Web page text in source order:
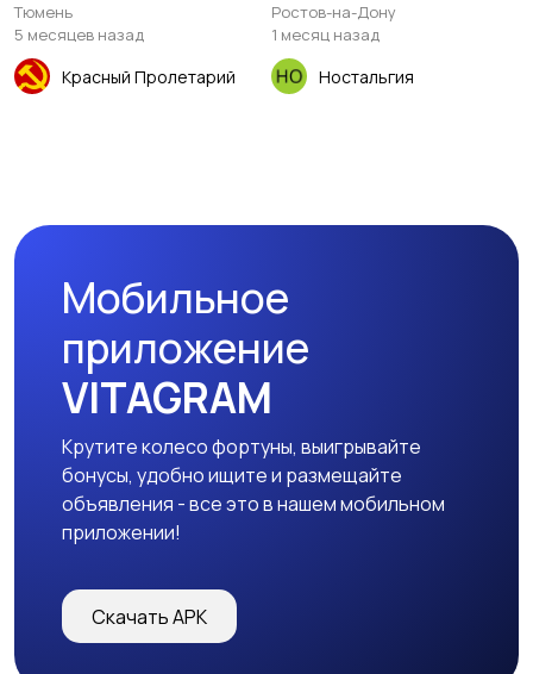
Тюмень
5 месяцев назад
Красный Пролетарий
Ростов-на-Дону
1 месяц назад
Ностальгия
Мобильное
приложение
VITAGRAM
Крутите колесо фортуны, выигрывайте
бонусы, удобно ищите и размещайте
объявления - все это в нашем мобильном
приложении!
Скачать APK